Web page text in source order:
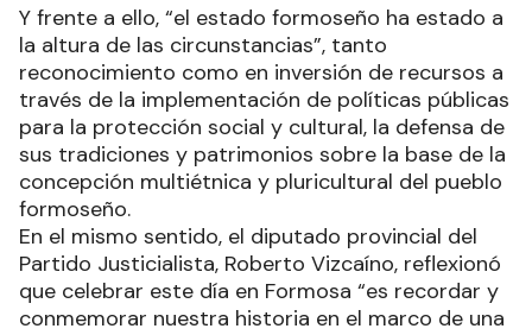
Y frente a ello, “el estado formoseño ha estado a
la altura de las circunstancias”, tanto
reconocimiento como en inversión de recursos a
través de la implementación de políticas públicas
para la protección social y cultural, la defensa de
sus tradiciones y patrimonios sobre la base de la
concepción multiétnica y pluricultural del pueblo
formoseño.
En el mismo sentido, el diputado provincial del
Partido Justicialista, Roberto Vizcaíno, reflexionó
que celebrar este día en Formosa “es recordar y
conmemorar nuestra historia en el marco de una